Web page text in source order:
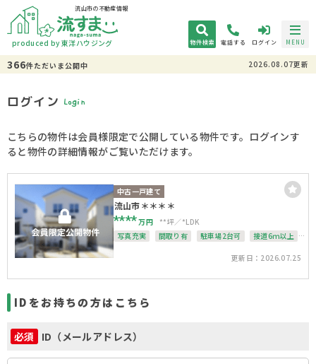
流山市の不動産情報
produced by 東洋ハウジング 物件検索 電話する ログイン MENU
366件ただいま公開中 2026.08.07更新
ログイン Login
こちらの物件は会員様限定で公開している物件です。ログインす
ると物件の詳細情報がご覧いただけます。
中古一戸建て
流山市＊＊＊＊
****万円 **坪
*LDK
写真充実
間取り有 駐車場2台可
接道6ｍ以上
更新日：2026.07.25
IDをお持ちの方はこちら
必須 ID（メールアドレス）